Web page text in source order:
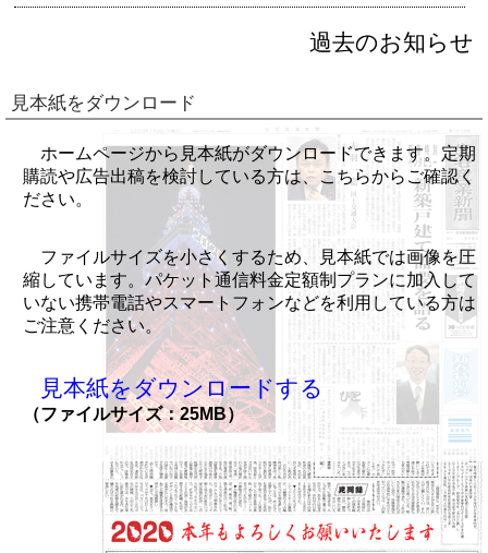
過去のお知らせ
見本紙をダウンロード
ホームページから見本紙がダウンロードできます。定期
購読や広告出稿を検討している方は、こちらからご確認く
ださい。
ファイルサイズを小さくするため、見本紙では画像を圧
縮しています。パケット通信料金定額制プランに加入して
いない携帯電話やスマートフォンなどを利用している方は
ご注意ください。
見本紙をダウンロードする
（ファイルサイズ：25MB）